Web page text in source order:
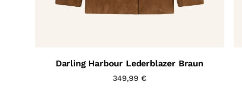
Darling Harbour Lederblazer Braun
349,99 €